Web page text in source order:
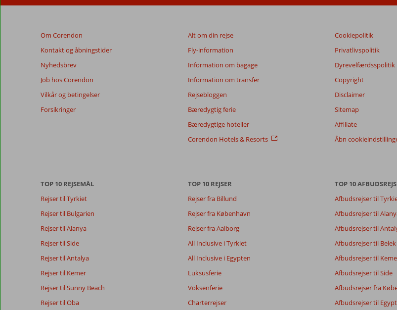
at
relevansen
af
viste
anmeldelser.
om
48
Fremragende
Børnevenlig 1,0
Wifi-kvalitet 8,2
Vores
gæsters
Filtrer rejseselskab
Alle
Sorter
dato (ny >
Der
ingen
anmeldelser
Om Corendon
Kontakt og åbningstider
Nyhedsbrev
Job hos Corendon
Vilkår og betingelser
Forsikringer
Alt om din rejse
Fly-information
Information om bagage
Information om transfer
Rejsebloggen
Bæredygtig ferie
Bæredygtige hoteller
Corendon Hotels & Resorts
Cookiepolitik
Privatlivspolitik
Dyrevelfærdsspolitik
Copyright
Disclaimer
Sitemap
Affiliate
Åbn
TOP 10 REJSEMÅL
Rejser til Tyrkiet
Rejser til Bulgarien
Rejser til Alanya
Rejser til Side
Rejser til Antalya
Rejser til Kemer
Rejser til Sunny Beach
Rejser til Oba
TOP 10 REJSER
Rejser fra Billund
Rejser fra København
Rejser fra Aalborg
All Inclusive i Tyrkiet
All Inclusive i Egypten
Luksusferie
Voksenferie
Charterrejser
TOP 10
Afbudsrejser til
Afbudsrejser til
Afbudsrejser til
Afbudsrejser til Belek
Afbudsrejser til
Afbudsrejser til Side
Afbudsrejser fra
Afbudsrejser til